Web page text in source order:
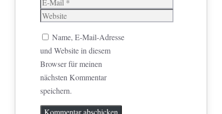
Mail
Website
Name, E-Mail-Adresse
und Website in diesem
Browser für meinen
nächsten Kommentar
speichern.